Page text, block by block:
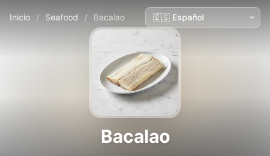
Inicio / Seafood / Bacalao
Bacalao